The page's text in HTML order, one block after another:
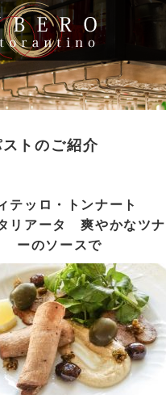
トのご紹介
テッロ・トンナート
リアータ 爽やかなツ
ーのソースで